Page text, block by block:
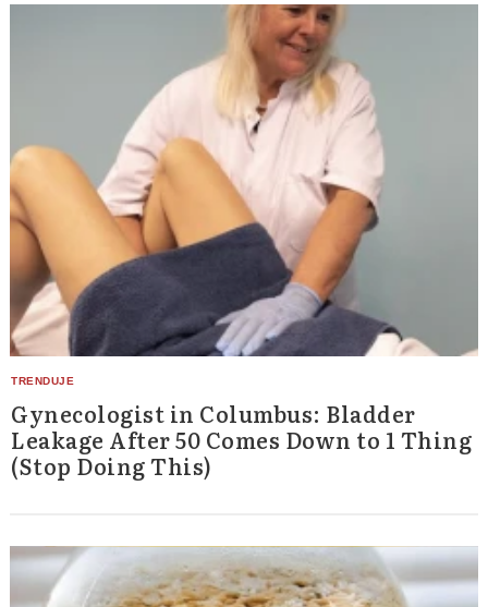
Gynecologist in Columbus: Bladder
Leakage After 50 Comes Down to 1 Thing
(Stop Doing This)